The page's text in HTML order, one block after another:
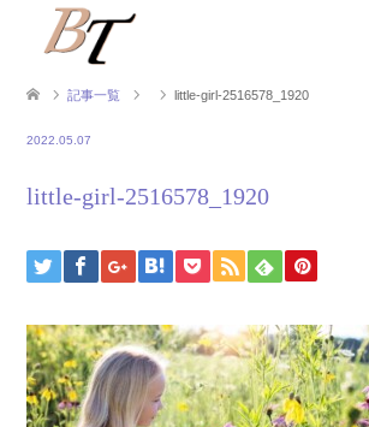
記事一覧 little-girl-2516578_1920
2022.05.07
little-girl-2516578_1920